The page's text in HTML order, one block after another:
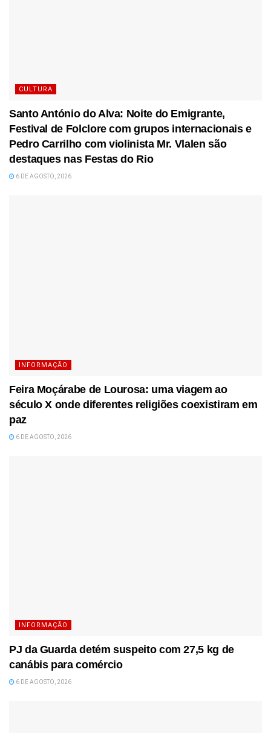
CULTURA
Santo António do Alva: Noite do Emigrante,
Festival de Folclore com grupos internacionais e
Pedro Carrilho com violinista Mr. Vlalen são
destaques nas Festas do Rio
6 DE AGOSTO, 2026
INFORMAÇÃO
Feira Moçárabe de Lourosa: uma viagem ao
século X onde diferentes religiões coexistiram em
paz
6 DE AGOSTO, 2026
INFORMAÇÃO
PJ da Guarda detém suspeito com 27,5 kg de
canábis para comércio
6 DE AGOSTO, 2026